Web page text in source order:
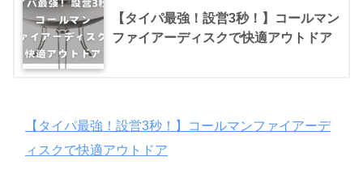
【タイパ最強！設営3秒！】コールマン
ファイアーディスクで快適アウトドア
【タイパ最強！設営3秒！】コールマンファイアーデ
ィスクで快適アウトドア